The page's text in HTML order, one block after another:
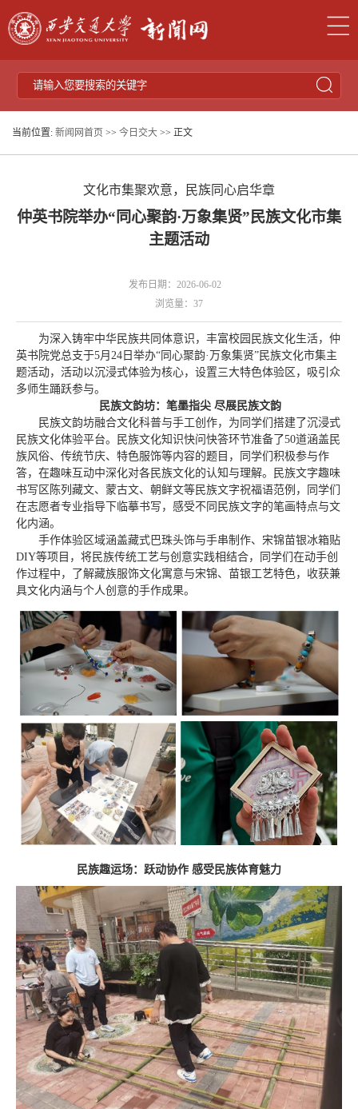
当前位置: 新闻网首页 >> 今日交大 >> 正文
文化市集聚欢意，民族同心启华章
仲英书院举办“同心聚韵·万象集贤”民族文化市集
主题活动
发布日期：2026-06-02
浏览量： 37
为深入铸牢中华民族共同体意识，丰富校园民族文化生活，仲
英书院党总支于5月24日举办“同心聚韵·万象集贤”民族文化市集主
题活动，活动以沉浸式体验为核心，设置三大特色体验区，吸引众
多师生踊跃参与。
民族文韵坊：笔墨指尖 尽展民族文韵
民族文韵坊融合文化科普与手工创作，为同学们搭建了沉浸式
民族文化体验平台。民族文化知识快问快答环节准备了50道涵盖民
族风俗、传统节庆、特色服饰等内容的题目，同学们积极参与作
答，在趣味互动中深化对各民族文化的认知与理解。民族文字趣味
书写区陈列藏文、蒙古文、朝鲜文等民族文字祝福语范例，同学们
在志愿者专业指导下临摹书写，感受不同民族文字的笔画特点与文
化内涵。
手作体验区域涵盖藏式巴珠头饰与手串制作、宋锦苗银冰箱贴
DIY等项目，将民族传统工艺与创意实践相结合，同学们在动手创
作过程中，了解藏族服饰文化寓意与宋锦、苗银工艺特色，收获兼
具文化内涵与个人创意的手作成果。
民族趣运场：跃动协作 感受民族体育魅力